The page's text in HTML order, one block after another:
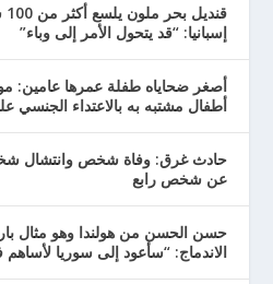
إسبانيا: “قد يتحول الأمر إلى وباء”
أصغر ضحاياه طفلة عمرها عامين:
أطفال مشتبه به بالاعتداء الجنسي على 14
حادث غرق: وفاة شخص وانتشال
عن شخص رابع
حسن الحسن من هولندا وهو مثال
الاندماج: “سأعود إلى سوريا لأساهم